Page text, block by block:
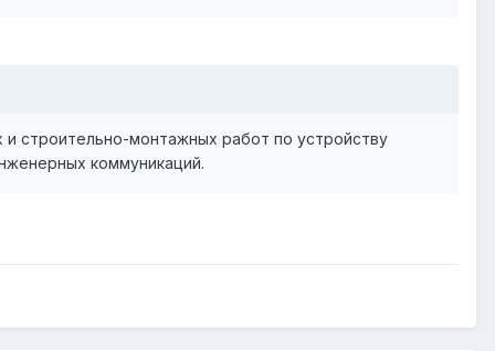
строительно-монтажных работ по устройству
коммуникаций.